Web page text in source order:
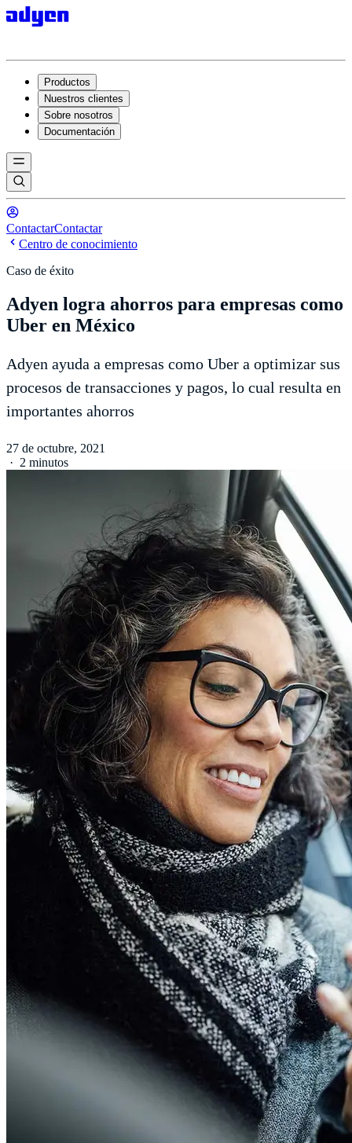
Productos
Nuestros clientes
Sobre nosotros
Documentación
ContactarContactar
Centro de conocimiento
Caso de éxito
Adyen logra ahorros para empresas como
Uber en México
Adyen ayuda a empresas como Uber a optimizar sus
procesos de transacciones y pagos, lo cual resulta en
importantes ahorros
27 de octubre, 2021
· 2 minutos